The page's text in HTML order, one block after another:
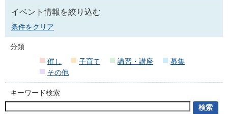
イベント情報を絞り込む
条件をクリア
分類
催し
子育て 講習・講座
募集
その他
キーワード検索